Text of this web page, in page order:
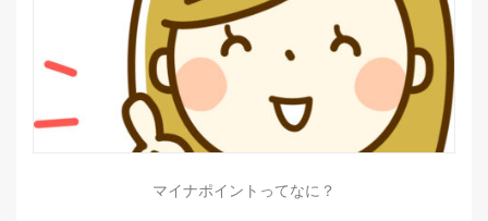
マイナポイントってなに？